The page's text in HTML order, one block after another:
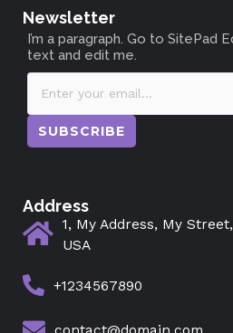
Newsletter
I’m a paragraph. Go to SitePad
text and edit me.
SUBSCRIBE
Address
1, My Address, My
USA
+1234567890